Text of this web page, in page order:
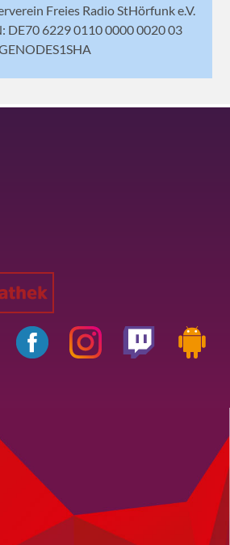
Freies Radio StHörfunk e.V.
DE70 6229 0110 0000 0020 03